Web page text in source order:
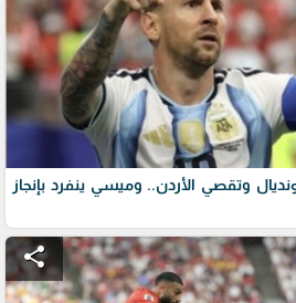
وتقصي الأردن.. وميسي ينفرد بإنجاز
share